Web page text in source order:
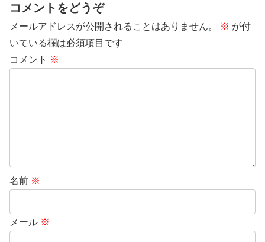
コメントをどうぞ
メールアドレスが公開されることはありません。 ※ が付
いている欄は必須項目です
コメント ※
名前 ※
メール ※